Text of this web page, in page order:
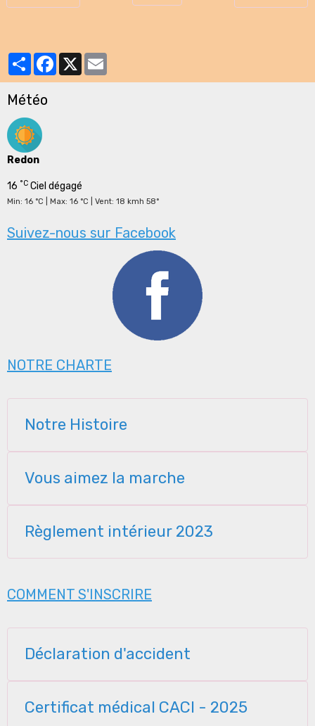
PartagerFacebook
X
Météo
Redon
16 °C Ciel dégagé
Min: 16 °C | Max: 16 °C | Vent: 18 kmh 58°
Suivez-nous sur Facebook
NOTRE CHARTE
Notre Histoire
Vous aimez la marche
Règlement intérieur 2023
COMMENT S'INSCRIRE
Déclaration d'accident
Certificat médical CACI - 2025